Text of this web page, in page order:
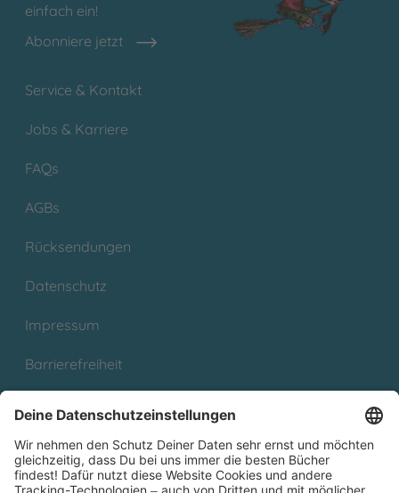
einfach ein!
Abonniere jetzt
Service & Kontakt
Jobs & Karriere
FAQs
AGBs
Rücksendungen
Datenschutz
Impressum
Barrierefreiheit
Partnerprogramm (Affiliate)